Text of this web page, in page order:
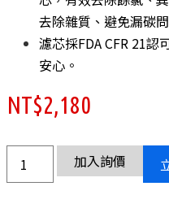
去除雜質、避免漏碳
濾芯採FDA CFR 21
安心。
NT$2,180
加入詢價